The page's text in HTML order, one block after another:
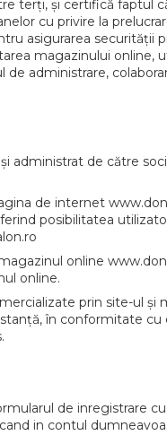
terți, și certifică faptul
cu privire la
asigurarea securității
magazinului online,
administrare,
administrat de către
de internet
posibilitatea
online
online.
prin site-ul și
în conformitate cu
de inregistrare
in contul